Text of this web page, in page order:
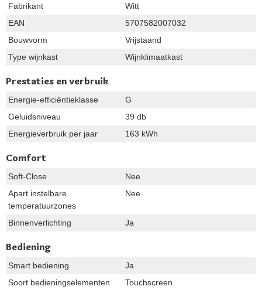
Fabrikant
Witt
EAN
5707582007032
Bouwvorm
Vrijstaand
Type wijnkast
Wijnklimaatkast
Prestaties en verbruik
Energie-efficiëntieklasse
G
Geluidsniveau
39 db
Energieverbruik per jaar
163 kWh
Comfort
Soft-Close
Nee
Apart instelbare
temperatuurzones
Nee
Binnenverlichting Ja
Bediening
Smart bediening
Ja
Soort bedieningselementen
Touchscreen